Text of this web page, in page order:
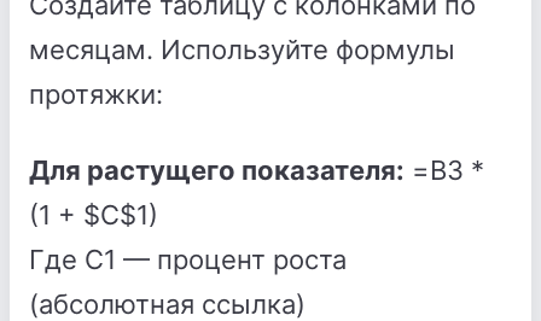
месяцам. Используйте формулы
протяжки:
Для растущего показателя: =B3 *
(1 + $C$1)
Где C1 — процент роста
(абсолютная ссылка)